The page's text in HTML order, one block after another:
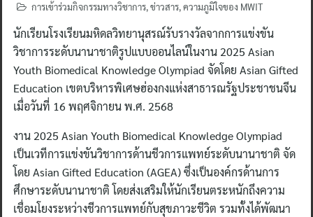
การเข้าร่วมกิจกรรมทางวิชาการ,ข่าวสาร,ความภูมิใจของ MWIT
นักเรียนโรงเรียนมหิดลวิทยานุสรณ์รับรางวัลจากการแข่งขัน
วิชาการระดับนานาชาติรูปแบบออนไลน์ในงาน 2025 Asian
Youth Biomedical Knowledge Olympiad จัดโดย Asian Gifted
Education เขตบริหารพิเศษฮ่องกงแห่งสาธารณรัฐประชาชนจีน
เมื่อวันที่ 16 พฤศจิกายน พ.ศ. 2568
งาน 2025 Asian Youth Biomedical Knowledge Olympiad
เป็นเวทีการแข่งขันวิชาการด้านชีวการแพทย์ระดับนานาชาติ จัด
โดย Asian Gifted Education (AGEA) ซึ่งเป็นองค์กรด้านการ
ศึกษาระดับนานาชาติ โดยส่งเสริมให้นักเรียนตระหนักถึงความ
เชื่อมโยงระหว่างชีวการแพทย์กับสุขภาวะชีวิต รวมทั้งได้พัฒนา